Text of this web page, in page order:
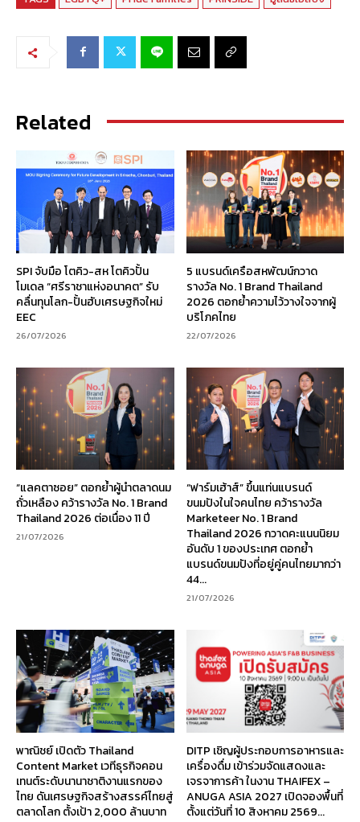
Related
SPI จับมือ โตคิว-สห โตคิวปั้น
โมเดล “ศรีราชาแห่งอนาคต” รับ
คลื่นทุนโลก-ปั้นฮับเศรษฐกิจใหม่
EEC
26/07/2026
5 แบรนด์เครือสหพัฒน์กวาด
รางวัล No. 1 Brand Thailand
2026 ตอกย้ำความไว้วางใจจากผู้
บริโภคไทย
22/07/2026
“แลคตาซอย” ตอกย้ำผู้นำตลาดนม
ถั่วเหลือง คว้ารางวัล No. 1 Brand
Thailand 2026 ต่อเนื่อง 11 ปี
21/07/2026
“ฟาร์มเฮ้าส์” ขึ้นแท่นแบรนด์
ขนมปังในใจคนไทย คว้ารางวัล
Marketeer No. 1 Brand
Thailand 2026 กวาดคะแนนนิยม
อันดับ 1 ของประเทศ ตอกย้ำ
แบรนด์ขนมปังที่อยู่คู่คนไทยมากว่า
44...
21/07/2026
พาณิชย์ เปิดตัว Thailand
Content Market เวทีธุรกิจคอน
เทนต์ระดับนานาชาติงานแรกของ
ไทย ดันเศรษฐกิจสร้างสรรค์ไทยสู่
ตลาดโลก ตั้งเป้า 2,000 ล้านบาท
DITP เชิญผู้ประกอบการอาหารและ
เครื่องดื่ม เข้าร่วมจัดแสดงและ
เจรจาการค้า ในงาน THAIFEX –
ANUGA ASIA 2027 เปิดจองพื้นที่
ตั้งแต่วันที่ 10 สิงหาคม 2569...